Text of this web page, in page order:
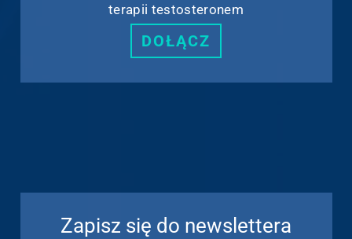
terapii testosteronem
DOŁĄCZ
Zapisz się do newslettera